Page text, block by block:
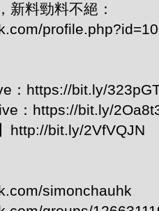
新料勁料不絕：
：https://bit.ly/
：https://bit.ly/
http://bit.ly/2VfVQJN
simonchauhk